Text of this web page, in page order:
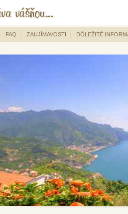
FAQ ZAUJÍMAVOSTI DÔLEŽITÉ